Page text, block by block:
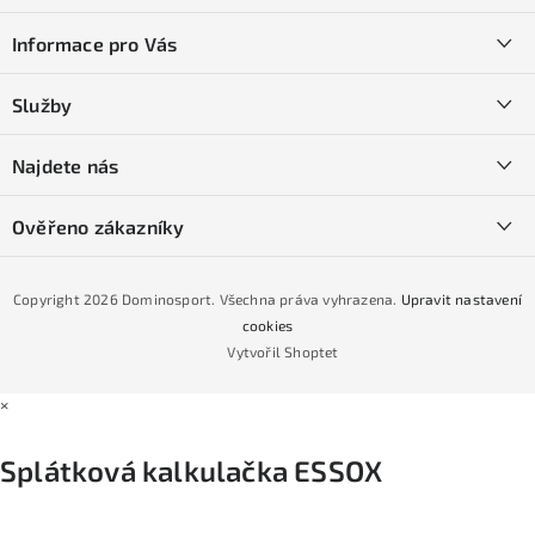
pInformace pro Vás
Obchodní podmínky
Podmínky GDPR
Podmínky nákupu na splátky ESSOX
Služby
Naše prodejna
Najdete nás
Ověřeno zákazníky
Vytvořil Shoptet
Copyright 2026 Dominosport. Všechna práva vyhrazena. Upravit nastavení
cookies
×
Splátková kalkulačka ESSOX